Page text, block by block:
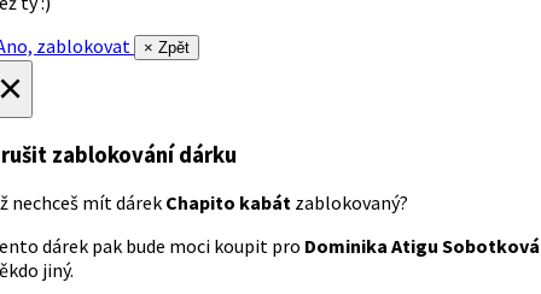
zablokovat
× Zpět
zablokování dárku
nechceš mít dárek Chapito kabát zablokovaný?
dárek pak bude moci koupit pro Dominika Atigu Sobotková
jiný.